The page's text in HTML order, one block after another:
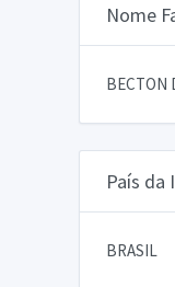
Nome
BECTON
País da
BRASIL